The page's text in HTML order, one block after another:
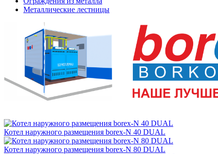
Металлические лестницы
Котел наружного размещения borex-N 40 DUAL
Котел наружного размещения borex-N 80 DUAL